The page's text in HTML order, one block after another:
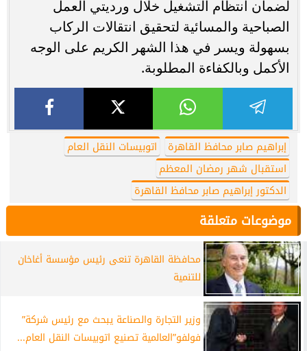
لضمان انتظام التشغيل خلال ورديتي العمل
الصباحية والمسائية لتحقيق انتقالات الركاب
بسهولة ويسر في هذا الشهر الكريم على الوجه
الأكمل وبالكفاءة المطلوبة.
إبراهيم صابر محافظ القاهرة
اتوبيسات النقل العام
استقبال شهر رمضان المعظم
الدكتور إبراهيم صابر محافظ القاهرة
موضوعات متعلقة
محافظة القاهرة تنعى رئيس مؤسسة أغاخان
للتنمية
وزير التجارة والصناعة يبحث مع رئيس شركة”
فولفو”العالمية تصنيع اتوبيسات النقل العام...